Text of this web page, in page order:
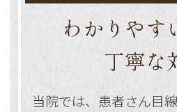
わかりやす
丁寧な
当院では、患者さん目